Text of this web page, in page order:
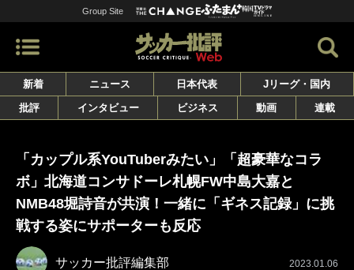
Group Site
新着 ニュース 日本代表
Jリーグ・国内
批評
インタビュー ビジネス 動画 連載
「カップル系YouTuberみたい」「超豪華なコラ
ボ」北海道コンサドーレ札幌FW中島大嘉と
NMB48堀詩音が共演！一緒に「ギネス記録」に挑
戦する姿にサポーターも反応
サッカー批評編集部 2023.01.06